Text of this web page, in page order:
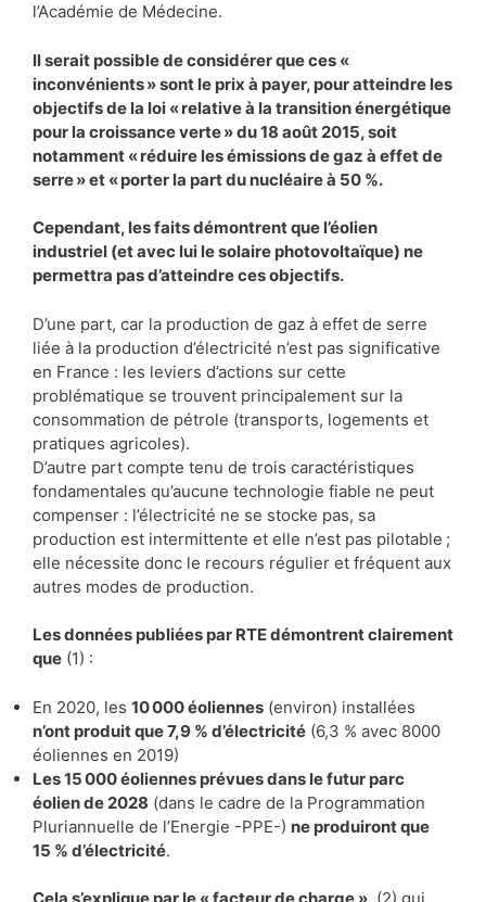
l’Académie de Médecine.
Il serait possible de considérer que ces «
inconvénients » sont le prix à payer, pour atteindre les
objectifs de la loi « relative à la transition énergétique
pour la croissance verte » du 18 août 2015, soit
notamment « réduire les émissions de gaz à effet de
serre » et « porter la part du nucléaire à 50 %.
Cependant, les faits démontrent que l’éolien
industriel (et avec lui le solaire photovoltaïque) ne
permettra pas d’atteindre ces objectifs.
D’une part, car la production de gaz à effet de serre
liée à la production d’électricité n’est pas significative
en France : les leviers d’actions sur cette
problématique se trouvent principalement sur la
consommation de pétrole (transports, logements et
pratiques agricoles).
D’autre part compte tenu de trois caractéristiques
fondamentales qu’aucune technologie fiable ne peut
compenser : l’électricité ne se stocke pas, sa
production est intermittente et elle n’est pas pilotable ;
elle nécessite donc le recours régulier et fréquent aux
autres modes de production.
Les données publiées par RTE démontrent clairement
que (1) :
En 2020, les 10 000 éoliennes (environ) installées
n’ont produit que 7,9 % d’électricité (6,3 % avec 8000
éoliennes en 2019)
Les 15 000 éoliennes prévues dans le futur parc
éolien de 2028 (dans le cadre de la Programmation
Pluriannuelle de l’Energie -PPE-) ne produiront que
15 % d’électricité.